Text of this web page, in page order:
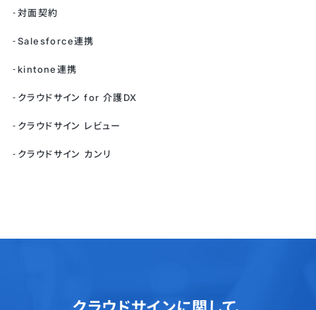
対面契約
Salesforce連携
kintone連携
クラウドサイン for 介護DX
クラウドサイン レビュー
クラウドサイン カンリ